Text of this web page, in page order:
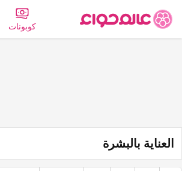
كوبونات
العناية بالبشرة